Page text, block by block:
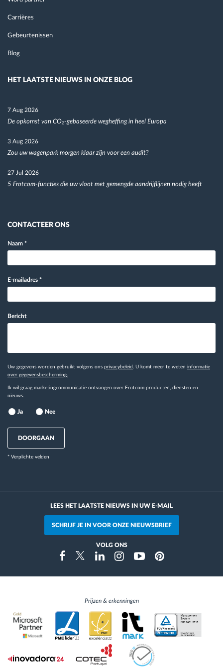
Carrières
Gebeurtenissen
Blog
HET LAATSTE NIEUWS IN ONZE BLOG
7 Aug 2026
De opkomst van CO₂-gebaseerde wegheffing in heel Europa
3 Aug 2026
Zou uw wagenpark morgen klaar zijn voor een audit?
27 Jul 2026
5 Frotcom-functies die uw vloot met gemengde aandrijflijnen nodig heeft
CONTACTEER ONS
Naam *
E-mailadres *
Bericht
Uw gegevens worden gebruikt volgens ons privacybeleid . U komt meer te weten informatie
over gegevensbescherming.
Ik wil graag marketingcommunicatie ontvangen over Frotcom producten, diensten en
nieuws.
Ja Nee
DOORGAAN
* Verplichte velden
LEES HET LAATSTE NIEUWS IN UW E-MAIL
SCHRIJF JE IN VOOR ONZE NIEUWSBRIEF
VOLG ONS
FacebookTwitterLinkedinInstragramYoutubePinterest
Prijzen & erkenningen